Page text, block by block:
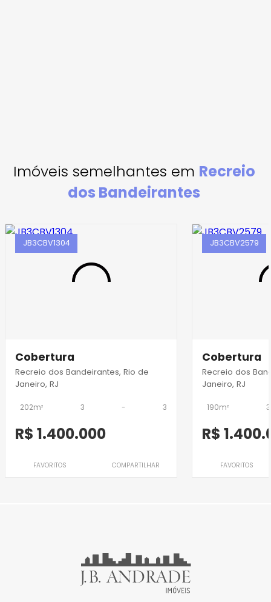
Imóveis semelhantes em Recreio
dos Bandeirantes
JB3CBV1304
Cobertura
Recreio dos Bandeirantes, Rio de
Janeiro, RJ
202m² 3 - 3
R$ 1.400.000
FAVORITOS COMPARTILHAR
JB3CBV2579
Cobertura
Recreio dos
Janeiro, RJ
190m² 3
R$
FAVORITOS